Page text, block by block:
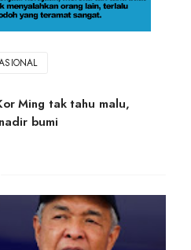
Ming tak tahu malu,
bumi